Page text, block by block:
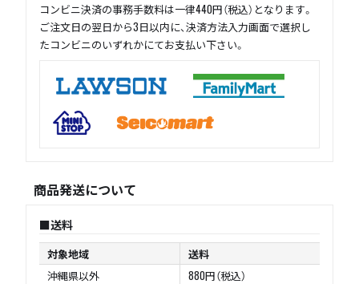
コンビニ決済の事務手数料は一律440円（税込）となります。
ご注文日の翌日から3日以内に、決済方法入力画面で選択し
たコンビニのいずれかにてお支払い下さい。
商品発送について
送料
対象地域
送料
沖縄県以外
880円（税込）